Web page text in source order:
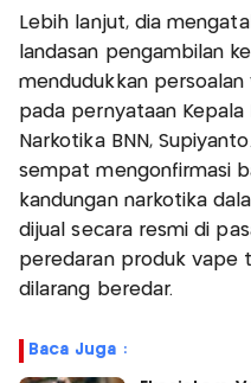
Lebih lanjut, dia
landasan pengambilan
mendudukkan
pada pernyataan
Narkotika BNN,
sempat mengonfirmasi
kandungan narkotika
dijual secara resmi di
peredaran produk vape
dilarang beredar.
Baca Juga :